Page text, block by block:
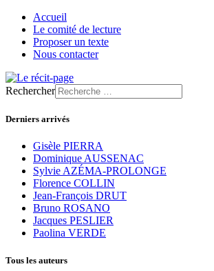
Accueil
Le comité de lecture
Proposer un texte
Nous contacter
Rechercher
Derniers arrivés
Gisèle PIERRA
Dominique AUSSENAC
Sylvie AZÉMA-PROLONGE
Florence COLLIN
Jean-François DRUT
Bruno ROSANO
Jacques PESLIER
Paolina VERDE
Tous les auteurs